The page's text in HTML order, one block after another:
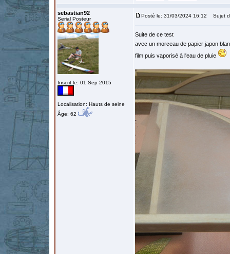
sebastian92
Serial Posteur
Inscrit le: 01 Sep 2015
Localisation: Hauts de seine
Âge: 62
Posté le: 31/03/2024 16:12 Sujet
Suite de ce test
avec un morceau de papier japon
film puis vaporisé à l'eau de pluie